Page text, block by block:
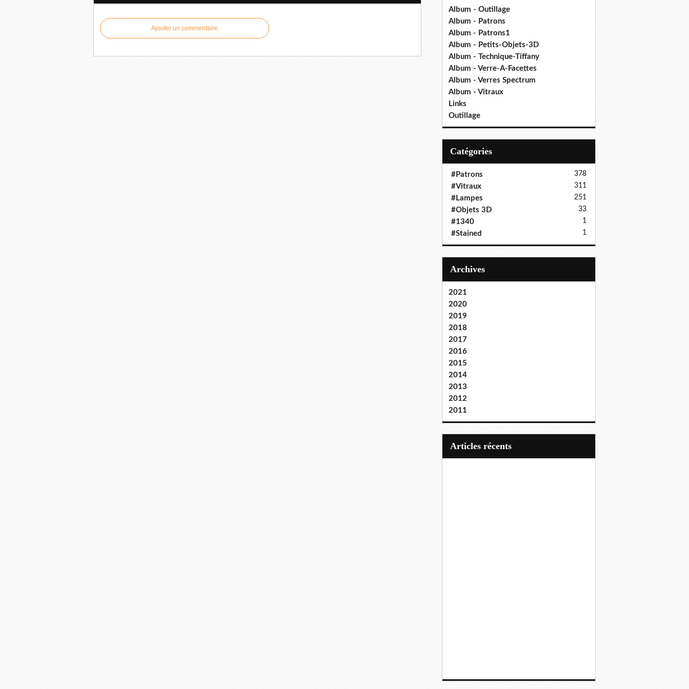
Ajouter un commentaire
Album - Outillage
Album - Patrons
Album - Patrons1
Album - Petits-Objets-3D
Album - Technique-Tiffany
Album - Verre-A-Facettes
Album - Verres Spectrum
Album - Vitraux
Links
Outillage
Catégories
#Patrons 378
#Vitraux 311
#Lampes 251
#Objets 3D 33
#1340 1
#Stained 1
Archives
2021
2020
2019
2018
2017
2016
2015
2014
2013
2012
2011
articles récents